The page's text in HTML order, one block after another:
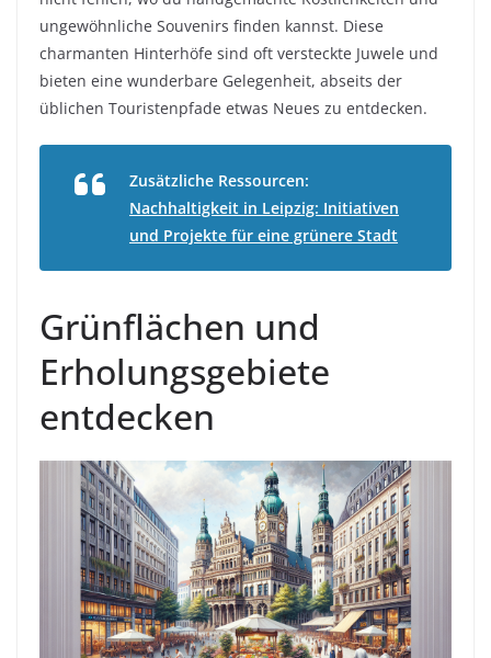
ungewöhnliche Souvenirs finden kannst. Diese
charmanten Hinterhöfe sind oft versteckte Juwele und
bieten eine wunderbare Gelegenheit, abseits der
üblichen Touristenpfade etwas Neues zu entdecken.
Zusätzliche Ressourcen:
Nachhaltigkeit in Leipzig: Initiativen
und Projekte für eine grünere Stadt
Grünflächen und
Erholungsgebiete
entdecken